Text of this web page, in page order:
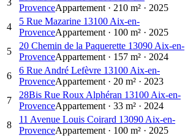
3
ProvenceAppartement · 210 m² · 2025
4
5 Rue Mazarine 13100 Aix-en-
ProvenceAppartement · 100 m² · 2025
5
20 Chemin de la Paquerette 13090 Aix-en-
ProvenceAppartement · 157 m² · 2024
6
6 Rue André Lefèvre 13100 Aix-en-
ProvenceAppartement · 20 m² · 2023
7
28Bis Rue Roux Alphéran 13100 Aix-en-
ProvenceAppartement · 33 m² · 2024
8
11 Avenue Louis Coirard 13090 Aix-en-
ProvenceAppartement · 100 m² · 2025